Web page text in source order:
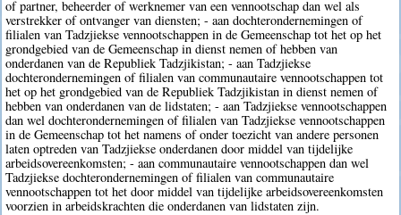
of partner, beheerder of werknemer van een vennootschap dan wel als
verstrekker of ontvanger van diensten; - aan dochterondernemingen of
filialen van Tadzjiekse vennootschappen in de Gemeenschap tot het op het
grondgebied van de Gemeenschap in dienst nemen of hebben van
onderdanen van de Republiek Tadzjikistan; - aan Tadzjiekse
dochterondernemingen of filialen van communautaire vennootschappen tot
het op het grondgebied van de Republiek Tadzjikistan in dienst nemen of
hebben van onderdanen van de lidstaten; - aan Tadzjiekse vennootschappen
dan wel dochterondernemingen of filialen van Tadzjiekse vennootschappen
in de Gemeenschap tot het namens of onder toezicht van andere personen
laten optreden van Tadzjiekse onderdanen door middel van tijdelijke
arbeidsovereenkomsten; - aan communautaire vennootschappen dan wel
Tadzjiekse dochterondernemingen of filialen van communautaire
vennootschappen tot het door middel van tijdelijke arbeidsovereenkomsten
voorzien in arbeidskrachten die onderdanen van lidstaten zijn.